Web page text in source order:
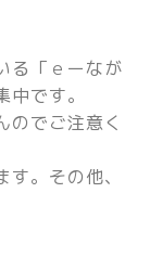
る「ｅーなが
です。
のでご注意く
。その他、